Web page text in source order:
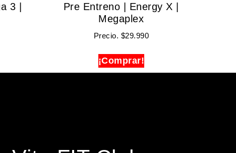
3 |
Pre Entreno | Energy X |
Megaplex
Precio. $29.990
¡Comprar!